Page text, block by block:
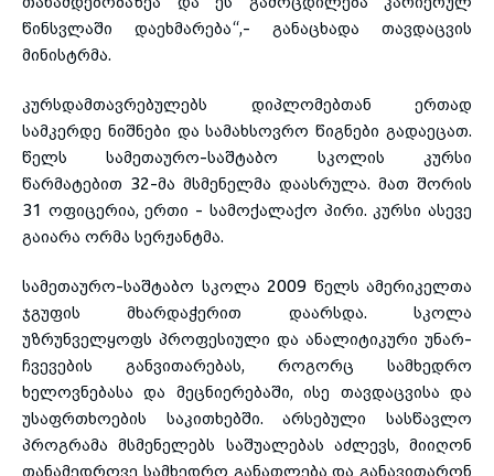
წინსვლაში დაეხმარება“,- განაცხადა თავდაცვის
მინისტრმა.
კურსდამთავრებულებს დიპლომებთან ერთად
სამკერდე ნიშნები და სამახსოვრო წიგნები გადაეცათ.
წელს სამეთაურო-საშტაბო სკოლის კურსი
წარმატებით 32-მა მსმენელმა დაასრულა. მათ შორის
31 ოფიცერია, ერთი - სამოქალაქო პირი. კურსი ასევე
გაიარა ორმა სერჟანტმა.
სამეთაურო-საშტაბო სკოლა 2009 წელს ამერიკელთა
ჯგუფის მხარდაჭერით დაარსდა. სკოლა
უზრუნველყოფს პროფესიული და ანალიტიკური უნარ-
ჩვევების განვითარებას, როგორც სამხედრო
ხელოვნებასა და მეცნიერებაში, ისე თავდაცვისა და
უსაფრთხოების საკითხებში. არსებული სასწავლო
პროგრამა მსმენელებს საშუალებას აძლევს, მიიღონ
თანამედროვე სამხედრო განათლება და განავითარონ